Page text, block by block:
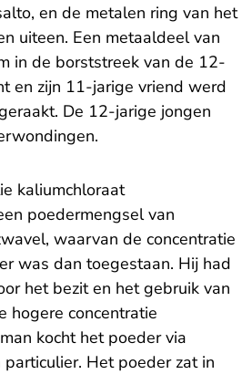
en de metalen ring van het
uiteen. Een metaaldeel van
in de borststreek van de 12-
en zijn 11-jarige vriend werd
De 12-jarige jongen
kaliumchloraat
poedermengsel van
waarvan de concentratie
was dan toegestaan. Hij had
het bezit en het gebruik van
hogere concentratie
kocht het poeder via
Het poeder zat in